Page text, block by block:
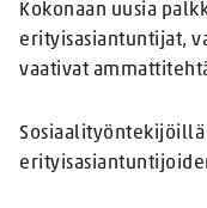
Kokonaan uusia
erityisasiantuntijat,
vaativat
Sosiaalityöntekijöillä